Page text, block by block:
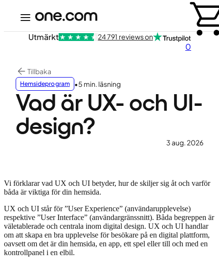
0
Utmärkt 24 791 reviews on
Tillbaka
Hemsideprogram •5 min. läsning
Vad är UX- och UI-
design?
3 aug. 2026
Vi förklarar vad UX och UI betyder, hur de skiljer sig åt och varför
båda är viktiga för din hemsida.
UX och UI står för ”User Experience” (användarupplevelse)
respektive ”User Interface” (användargränssnitt). Båda begreppen är
väletablerade och centrala inom digital design. UX och UI handlar
om att skapa en bra upplevelse för besökare på en digital plattform,
oavsett om det är din hemsida, en app, ett spel eller till och med en
kontrollpanel i en elbil.